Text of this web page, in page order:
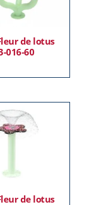
de lotus
016-60
de lotus